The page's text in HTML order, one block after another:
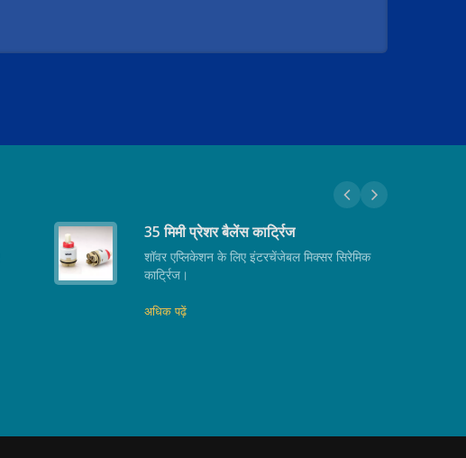
35 मिमी प्रेशर बैलेंस कार्ट्रिज
शॉवर एप्लिकेशन के लिए इंटरचेंजेबल मिक्सर सिरेमिक
कार्ट्रिज।
अधिक पढ़ें